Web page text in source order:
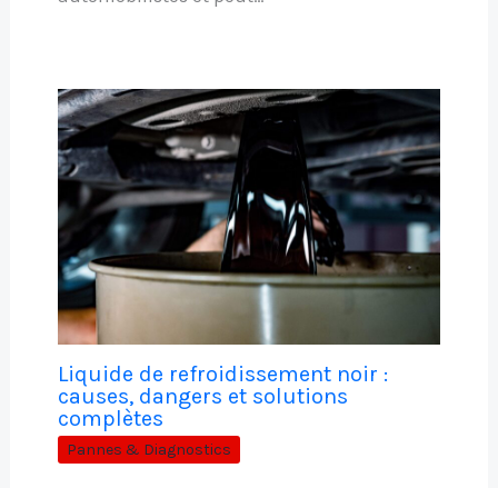
Liquide de refroidissement noir :
causes, dangers et solutions
complètes
Pannes & Diagnostics